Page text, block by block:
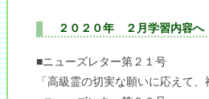
２０２０年 ２月学習内容
■ニューズレター第２１号
「高級霊の切実な願いに応えて